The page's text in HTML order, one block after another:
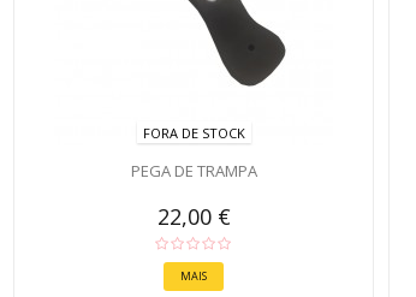
FORA DE STOCK
PEGA DE TRAMPA
22,00 €
MAIS